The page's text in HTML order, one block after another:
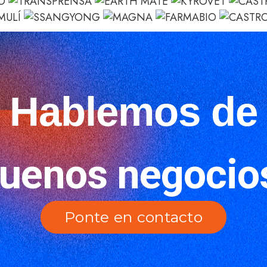
Hablemos de
Ponte en contacto